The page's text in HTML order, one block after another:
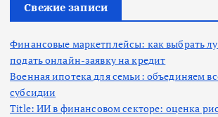
Свежие записи
Финансовые маркетплейсы: как выбрать
подать онлайн-заявку на кредит
Военная ипотека для семьи: объединяем
субсидии
Title: ИИ в финансовом секторе: оценка